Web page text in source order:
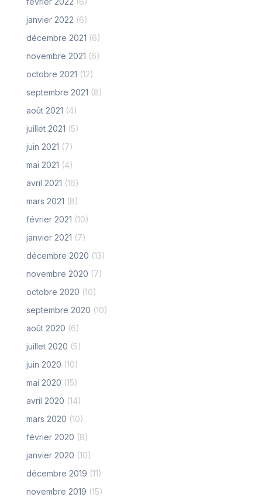
janvier 2022 (6)
décembre 2021 (6)
novembre 2021 (6)
octobre 2021 (12)
septembre 2021 (8)
août 2021 (4)
juillet 2021 (5)
juin 2021 (7)
mai 2021 (4)
avril 2021 (16)
mars 2021 (8)
février 2021 (10)
janvier 2021 (7)
décembre 2020 (13)
novembre 2020 (7)
octobre 2020 (10)
septembre 2020 (10)
août 2020 (6)
juillet 2020 (5)
juin 2020 (10)
mai 2020 (15)
avril 2020 (14)
mars 2020 (10)
février 2020 (8)
janvier 2020 (10)
décembre 2019 (11)
novembre 2019 (15)